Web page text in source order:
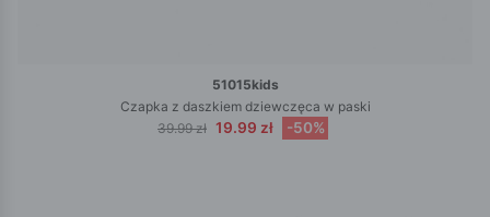
51015kids
Czapka z daszkiem dziewczęca w paski
39.99 zł 19.99 zł -50%